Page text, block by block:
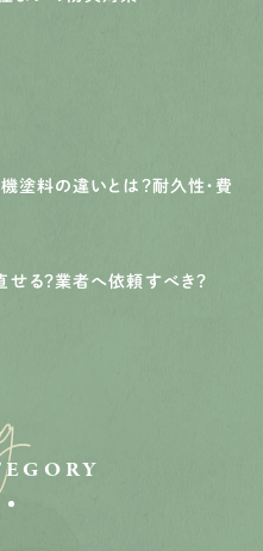
機塗料の違いとは？耐久性・費
る？業者へ依頼すべき？